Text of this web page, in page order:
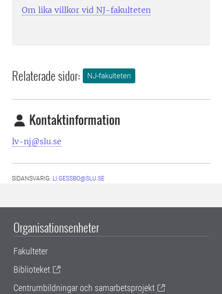
Om lika villkor vid NJ-fakulteten
Relaterade sidor: NJ-fakulteten
Kontaktinformation
lv-nj@slu.se
SIDANSVARIG: LI.GESSBO@SLU.SE
Organisationsenheter
Fakulteter
Biblioteket
Centrumbildningar och samarbetsprojekt